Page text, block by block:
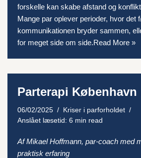
forskelle kan skabe afstand og
Mange par oplever perioder, hvor
kommunikationen bryder sammen,
for meget side om side.Read More »
Parterapi København
06/02/2025
Kriser i parforholdet
Anslået læsetid: 6 min read
Af Mikael Hoffmann, par-coach med
praktisk erfaring